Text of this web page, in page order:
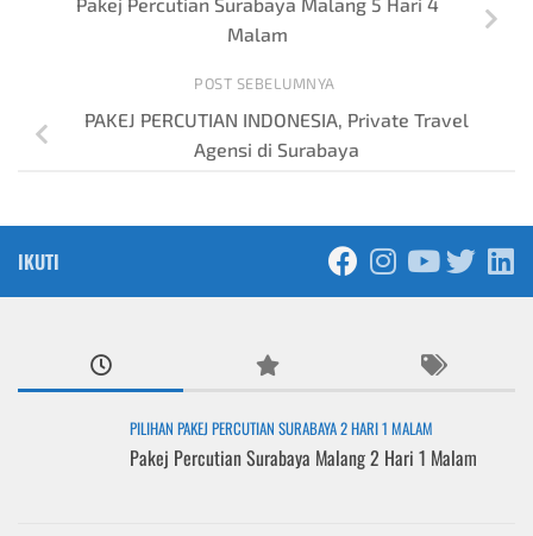
Malam
POST SEBELUMNYA
PAKEJ PERCUTIAN INDONESIA, Private Travel
Agensi di Surabaya
IKUTI
PILIHAN PAKEJ PERCUTIAN SURABAYA 2 HARI 1 MALAM
Pakej Percutian Surabaya Malang 2 Hari 1 Malam